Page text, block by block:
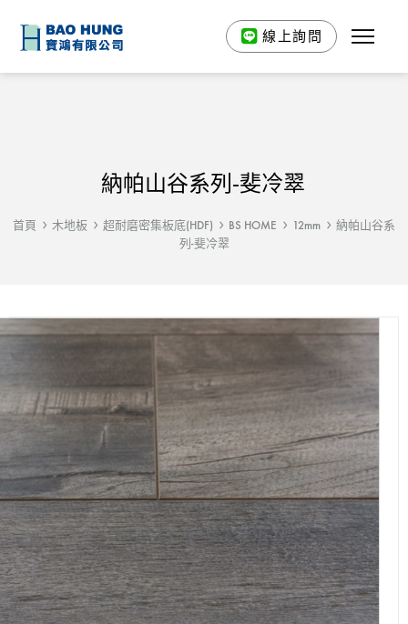
線上詢問
納帕山谷系列-斐冷翠
首頁 木地板 超耐磨密集板底(HDF) BS HOME 12mm
納帕山谷系
列-斐冷翠